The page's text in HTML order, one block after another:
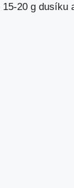
15-20 g dusíku